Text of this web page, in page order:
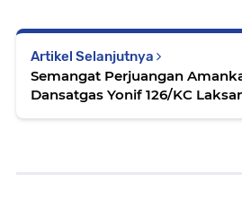
Artikel Selanjutnya
Semangat Perjuangan
Dansatgas Yonif 126/KC